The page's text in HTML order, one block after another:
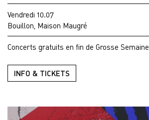
Vendredi 10.07
Bouillon, Maison Maugré
Concerts gratuits en fin de Grosse Semaine
INFO & TICKETS